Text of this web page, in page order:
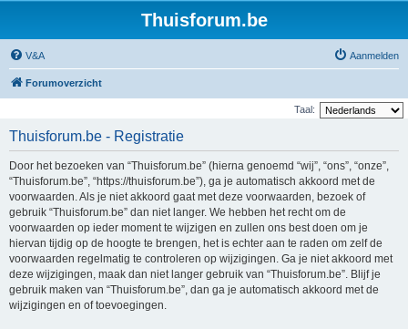
Thuisforum.be
V&A Aanmelden
Forumoverzicht
Taal:
Thuisforum.be - Registratie
Door het bezoeken van “Thuisforum.be” (hierna genoemd “wij”, “ons”, “onze”,
“Thuisforum.be”, “https://thuisforum.be”), ga je automatisch akkoord met de
voorwaarden. Als je niet akkoord gaat met deze voorwaarden, bezoek of
gebruik “Thuisforum.be” dan niet langer. We hebben het recht om de
voorwaarden op ieder moment te wijzigen en zullen ons best doen om je
hiervan tijdig op de hoogte te brengen, het is echter aan te raden om zelf de
voorwaarden regelmatig te controleren op wijzigingen. Ga je niet akkoord met
deze wijzigingen, maak dan niet langer gebruik van “Thuisforum.be”. Blijf je
gebruik maken van “Thuisforum.be”, dan ga je automatisch akkoord met de
wijzigingen en of toevoegingen.